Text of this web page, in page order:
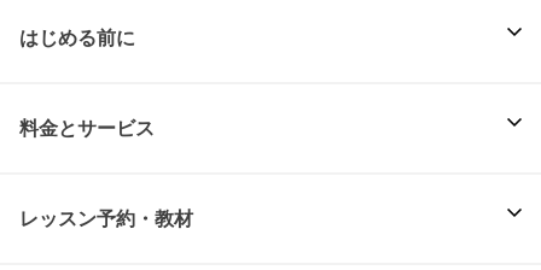
はじめる前に
料金とサービス
レッスン予約・教材